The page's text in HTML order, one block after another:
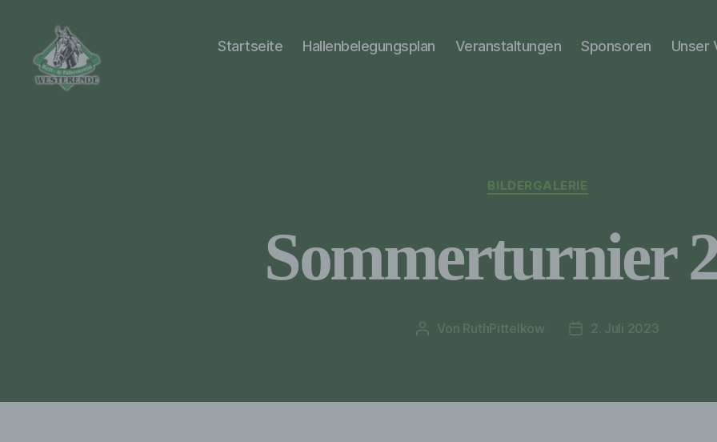
Startseite Hallenbelegungsplan Veranstaltungen Sponsoren Unser
Kategorien
BILDERGALERIE
Sommerturnier
Beitragsautor
Von RuthPittelkow Veröffentlichungsdatum
2. Juli 2023